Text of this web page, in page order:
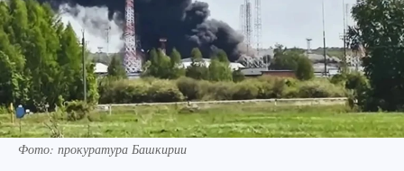
Фото: прокуратура Башкирии